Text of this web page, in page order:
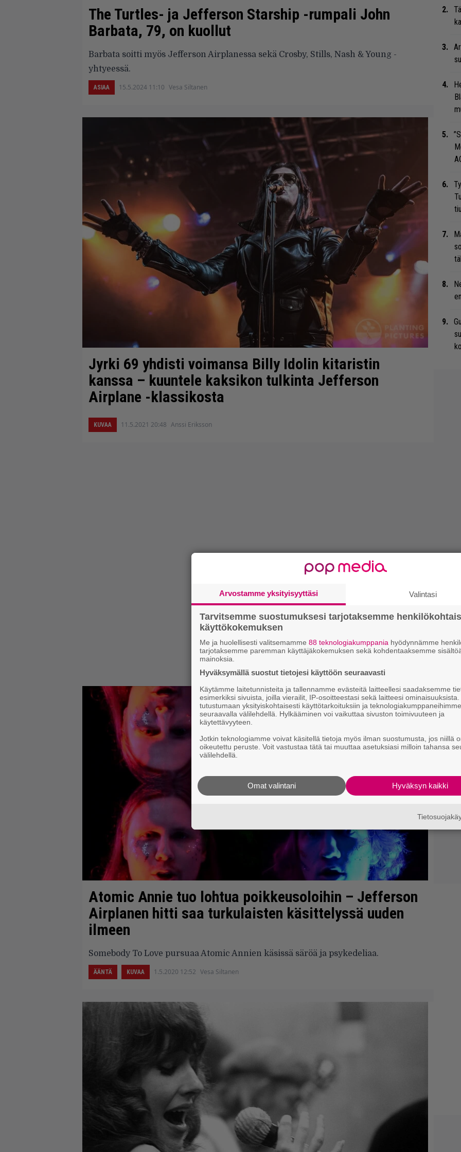
The Turtles- ja Jefferson Starship -rumpali John
Barbata, 79, on kuollut
Barbata soitti myös Jefferson Airplanessa sekä Crosby, Stills, Nash & Young -
yhtyeessä.
ASIAA 15.5.2024 11:10 Vesa Siltanen
Jyrki 69 yhdisti voimansa Billy Idolin kitaristin
kanssa – kuuntele kaksikon tulkinta Jefferson
Airplane -klassikosta
KUVAA 11.5.2021 20:48 Anssi Eriksson
Atomic Annie tuo lohtua poikkeusoloihin – Jefferson
Airplanen hitti saa turkulaisten käsittelyssä uuden
ilmeen
Somebody To Love pursuaa Atomic Annien käsissä säröä ja psykedeliaa.
ÄÄNTÄ KUVAA 1.5.2020 12:52 Vesa Siltanen
Arvostamme yksityisyyttäsi Valintasi
Tarvitsemme suostumuksesi tarjotaksemme
käyttökokemuksen
Me ja huolellisesti valitsemamme 88 teknologiakumppania hyödynnämme
tarjotaksemme paremman käyttäjäkokemuksen sekä kohdentaaksemme
mainoksia.
Hyväksymällä suostut tietojesi käyttöön seuraavasti
Käytämme laitetunnisteita ja tallennamme evästeitä laitteellesi saadaksemme
esimerkiksi sivuista, joilla vierailit, IP-osoitteestasi sekä laitteesi
tutustumaan yksityiskohtaisesti käyttötarkoituksiin ja teknologiakumppaneihimme
seuraavalla välilehdellä. Hylkääminen voi vaikuttaa sivuston toimivuuteen ja
käytettävyyteen.
Jotkin teknologiamme voivat käsitellä tietoja myös ilman suostumusta, jos niillä
oikeutettu peruste. Voit vastustaa tätä tai muuttaa asetuksiasi milloin tahansa
välilehdellä.
Hyväksyn kaikki
Omat valintani